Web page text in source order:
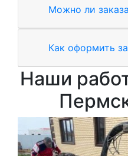
Можно ли
Как оформить
Наши